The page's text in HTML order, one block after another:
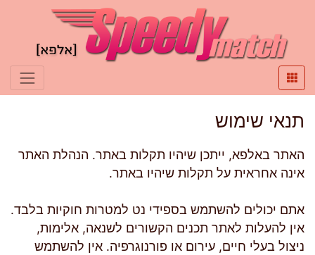
תנאי שימוש
האתר באלפא, ייתכן שיהיו תקלות באתר. הנהלת האתר
אינה אחראית על תקלות שיהיו באתר.
אתם יכולים להשתמש בספידי נט למטרות חוקיות בלבד.
אין להעלות לאתר תכנים הקשורים לשנאה, אלימות,
ניצול בעלי חיים, עירום או פורנוגרפיה. אין להשתמש